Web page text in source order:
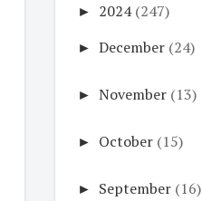
► 2024 (247)
► December (24)
► November (13)
► October (15)
► September (16)